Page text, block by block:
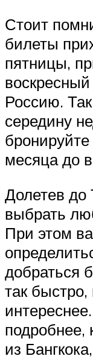
Стоит
билеты
пятницы,
Россию.
середину
месяца до
Долетев
выбрать
При этом
добраться
так
подробнее,
из